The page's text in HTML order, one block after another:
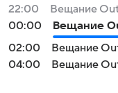
22:00
Вещание
00:00
Вещание
02:00
Вещание
04:00
Вещание